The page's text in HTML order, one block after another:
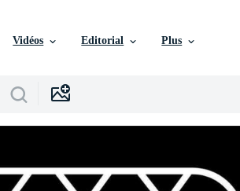
Vidéos Editorial Plus